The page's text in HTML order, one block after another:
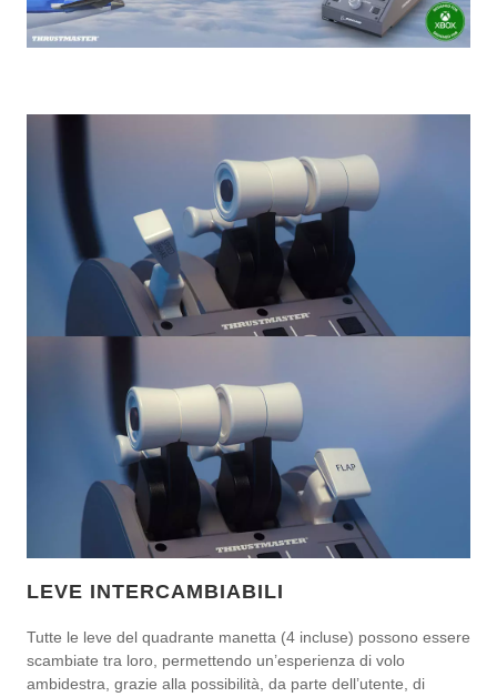
LEVE INTERCAMBIABILI
Tutte le leve del quadrante manetta (4 incluse) possono essere
scambiate tra loro, permettendo un’esperienza di volo
ambidestra, grazie alla possibilità, da parte dell’utente, di